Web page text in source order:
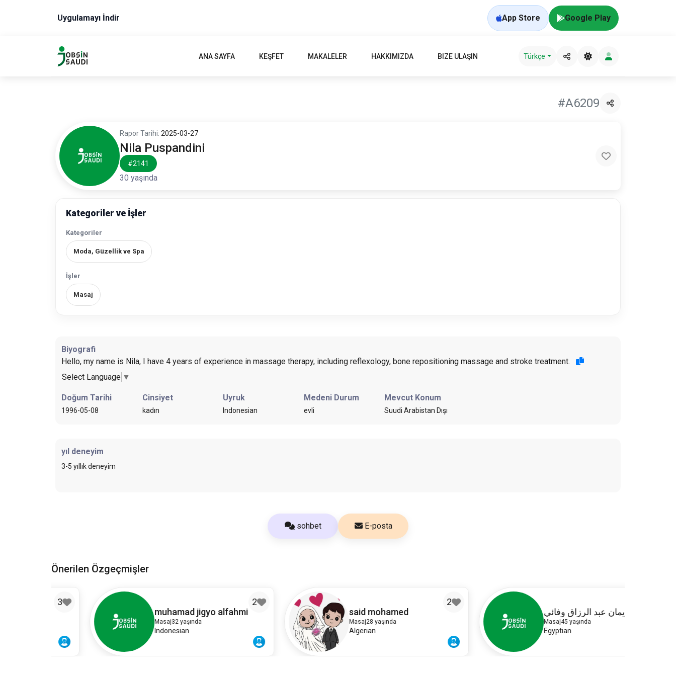
Uygulamayı İndir App Store Google Play
ANA SAYFA KEŞFET MAKALELER HAKKIMIZDA BIZE ULAŞIN Türkçe
#A6209
Rapor Tarihi: 2025-03-27
Nila Puspandini
#2141
30 yaşında
Kategoriler ve İşler
Kategoriler
Moda, Güzellik ve Spa
İşler
Masaj
Biyografi
Hello, my name is Nila, I have 4 years of experience in massage therapy, including reflexology, bone repositioning massage and stroke treatment.
Select Language ▼
Doğum Tarihi
1996-05-08
Cinsiyet
kadın
Uyruk
Indonesian
Medeni Durum
evli
Mevcut Konum
Suudi Arabistan Dışı
yıl deneyim
3-5 yıllık deneyim
sohbet E-posta
Önerilen Özgeçmişler
muhamad jigyo alfahmi
Masaj32 yaşında
Indonesian
said mohamed
Masaj 28 yaşında
Algerian
ايمان عبد الرزاق وفائي
Masaj45 yaşında
Egyptian